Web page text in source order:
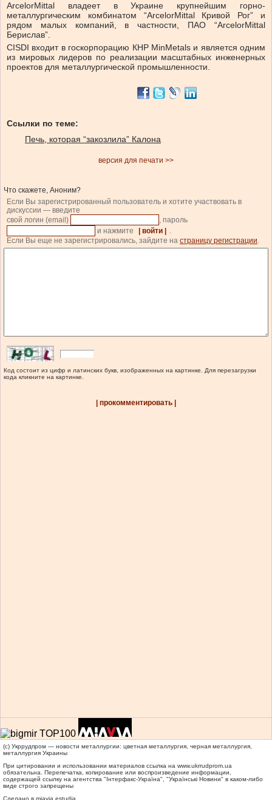
ArcelorMittal владеет в Украине крупнейшим горно-
металлургическим комбинатом “ArcelorMittal Кривой Рог” и
рядом малых компаний, в частности, ПАО “ArcelorMittal
Берислав”.
CISDI входит в госкорпорацию КНР MinMetals и является одним
из мировых лидеров по реализации масштабных инженерных
проектов для металлургической промышленности.
Ссылки по теме:
Печь, которая “закозлила” Калона
версия для печати >>
Что скажете, Аноним?
Если Вы зарегистрированный пользователь и хотите участвовать в
дискуссии — введите
свой логин (email)
, пароль
и нажмите
| войти |
.
Если Вы еще не зарегистрировались, зайдите на страницу регистрации.
Код состоит из цифр и латинских букв, изображенных на картинке. Для перезагрузки
кода кликните на картинке.
| прокомментировать |
(c) Укррудпром — новости металлургии: цветная металлургия, черная металлургия,
металлургия Украины
При цитировании и использовании материалов ссылка на www.ukrrudprom.ua
обязательна. Перепечатка, копирование или воспроизведение информации,
содержащей ссылку на агентства "Iнтерфакс-Україна", "Українськi Новини" в каком-либо
виде строго запрещены